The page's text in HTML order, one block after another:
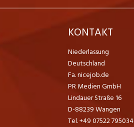
KONTAKT
Niederlassung
Deutschland
Fa. nicejob.de
PR Medien GmbH
Lindauer Straße 16
D-88239 Wangen
Tel. +49 07522 795034